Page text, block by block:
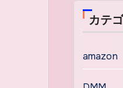
カテ
amazon